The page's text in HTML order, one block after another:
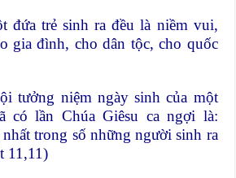
đứa trẻ sinh ra đều là niềm vui,
gia đình, cho dân tộc, cho quốc
tưởng niệm ngày sinh của một
có lần Chúa Giêsu ca ngợi là:
trong số những người sinh ra
11,11)